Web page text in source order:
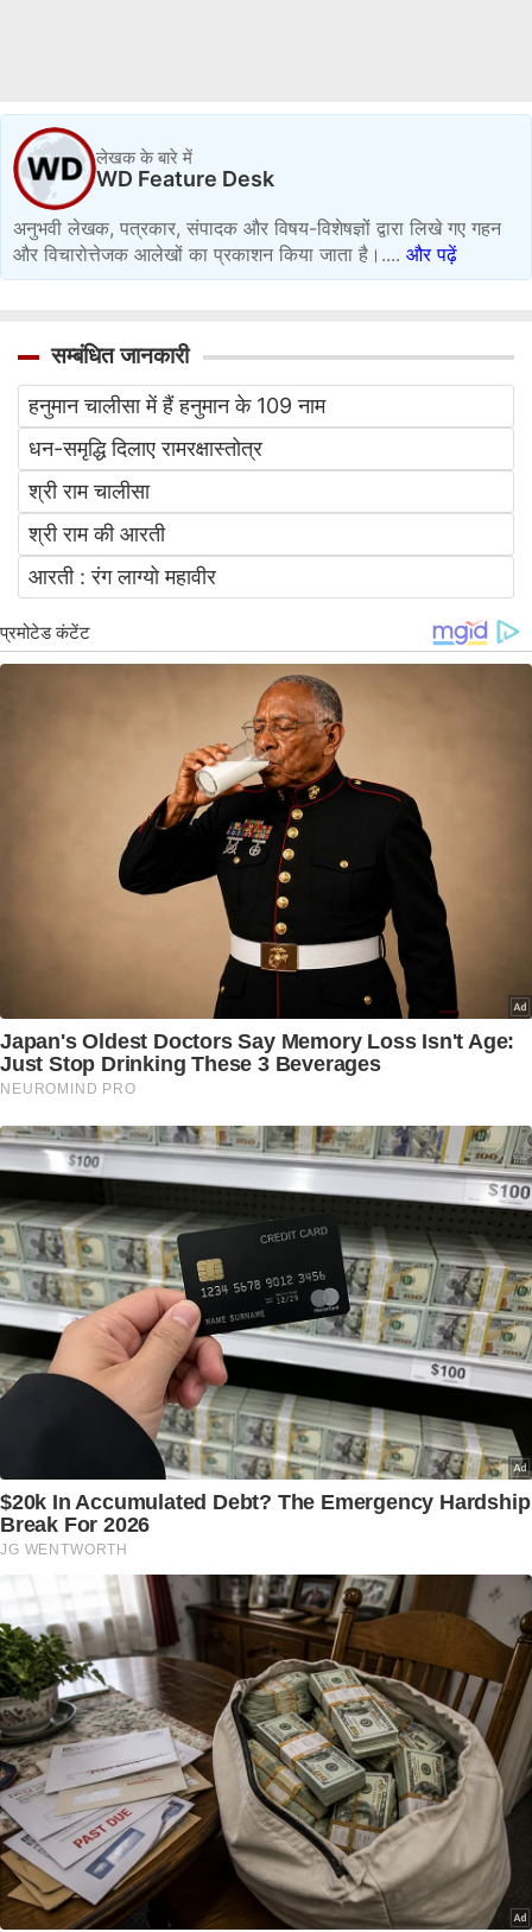
लेखक के बारे में
WD Feature Desk
अनुभवी लेखक, पत्रकार, संपादक और विषय-विशेषज्ञों द्वारा लिखे गए गहन
और विचारोत्तेजक आलेखों का प्रकाशन किया जाता है।.... और पढ़ें
सम्बंधित जानकारी
हनुमान चालीसा में हैं हनुमान के 109 नाम
धन-समृद्धि दिलाए रामरक्षास्तोत्र
श्री राम चालीसा
श्री राम की आरती
आरती : रंग लाग्यो महावीर